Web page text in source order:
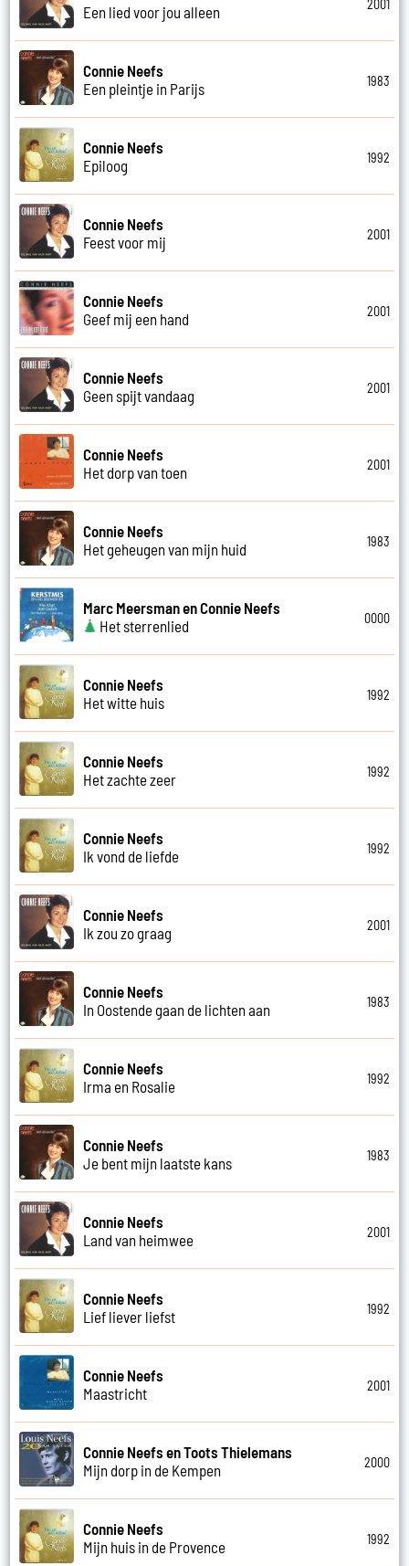
Een lied voor jou alleen
2001
Connie Neefs
Een pleintje in Parijs
1983
Connie Neefs
Epiloog
1992
Connie Neefs
Feest voor mij
2001
Connie Neefs
Geef mij een hand
2001
Connie Neefs
Geen spijt vandaag
2001
Connie Neefs
Het dorp van toen
2001
Connie Neefs
Het geheugen van mijn huid
1983
Marc Meersman en Connie Neefs
Het sterrenlied
0000
Connie Neefs
Het witte huis
1992
Connie Neefs
Het zachte zeer
1992
Connie Neefs
Ik vond de liefde
1992
Connie Neefs
Ik zou zo graag
2001
Connie Neefs
In Oostende gaan de lichten aan
1983
Connie Neefs
Irma en Rosalie
1992
Connie Neefs
Je bent mijn laatste kans
1983
Connie Neefs
Land van heimwee
2001
Connie Neefs
Lief liever liefst
1992
Connie Neefs
Maastricht
2001
Connie Neefs en Toots Thielemans
Mijn dorp in de Kempen
2000
Connie Neefs
Mijn huis in de Provence
1992